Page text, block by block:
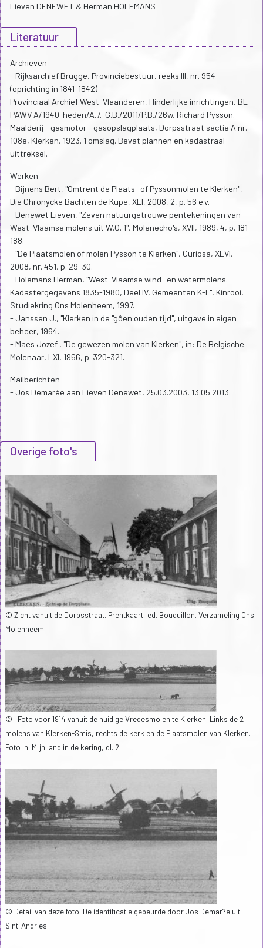
Lieven DENEWET & Herman HOLEMANS
Literatuur
Archieven
- Rijksarchief Brugge, Provinciebestuur, reeks III, nr. 954
(oprichting in 1841-1842)
Provinciaal Archief West-Vlaanderen, Hinderlijke inrichtingen, BE
PAWV A/1940-heden/A.7.-G.B./2011/P.B./26w, Richard Pysson.
Maalderij - gasmotor - gasopslagplaats, Dorpsstraat sectie A nr.
108e, Klerken, 1923. 1 omslag. Bevat plannen en kadastraal
uittreksel.
Werken
- Bijnens Bert, "Omtrent de Plaats- of Pyssonmolen te Klerken",
Die Chronycke Bachten de Kupe, XLI, 2008, 2, p. 56 e.v.
- Denewet Lieven, "Zeven natuurgetrouwe pentekeningen van
West-Vlaamse molens uit W.O. 1", Molenecho's, XVII, 1989, 4, p. 181-
188.
- "De Plaatsmolen of molen Pysson te Klerken", Curiosa, XLVI,
2008, nr. 451, p. 29-30.
- Holemans Herman, "West-Vlaamse wind- en watermolens.
Kadastergegevens 1835-1980, Deel IV, Gemeenten K-L", Kinrooi,
Studiekring Ons Molenheem, 1997.
- Janssen J., "Klerken in de "gôen ouden tijd", uitgave in eigen
beheer, 1964.
- Maes Jozef , "De gewezen molen van Klerken", in: De Belgische
Molenaar, LXI, 1966, p. 320-321.
Mailberichten
- Jos Demarée aan Lieven Denewet, 25.03.2003, 13.05.2013.
Overige foto's
© Zicht vanuit de Dorpsstraat. Prentkaart, ed. Bouquillon. Verzameling Ons
Molenheem
© . Foto voor 1914 vanuit de huidige Vredesmolen te Klerken. Links de 2
molens van Klerken-Smis, rechts de kerk en de Plaatsmolen van Klerken.
Foto in: Mijn land in de kering, dl. 2.
© Detail van deze foto. De identificatie gebeurde door Jos Demar?e uit
Sint-Andries.